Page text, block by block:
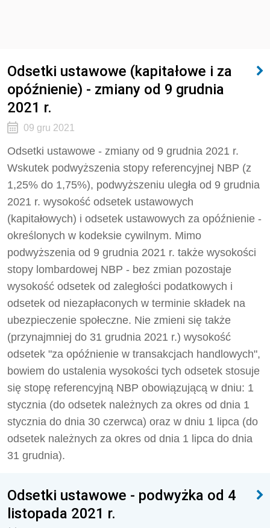
Odsetki ustawowe (kapitałowe i za
opóźnienie) - zmiany od 9 grudnia
2021 r.
09 gru 2021
Odsetki ustawowe - zmiany od 9 grudnia 2021 r.
Wskutek podwyższenia stopy referencyjnej NBP (z
1,25% do 1,75%), podwyższeniu uległa od 9 grudnia
2021 r. wysokość odsetek ustawowych
(kapitałowych) i odsetek ustawowych za opóźnienie -
określonych w kodeksie cywilnym. Mimo
podwyższenia od 9 grudnia 2021 r. także wysokości
stopy lombardowej NBP - bez zmian pozostaje
wysokość odsetek od zaległości podatkowych i
odsetek od niezapłaconych w terminie składek na
ubezpieczenie społeczne. Nie zmieni się także
(przynajmniej do 31 grudnia 2021 r.) wysokość
odsetek "za opóźnienie w transakcjach handlowych",
bowiem do ustalenia wysokości tych odsetek stosuje
się stopę referencyjną NBP obowiązującą w dniu: 1
stycznia (do odsetek należnych za okres od dnia 1
stycznia do dnia 30 czerwca) oraz w dniu 1 lipca (do
odsetek należnych za okres od dnia 1 lipca do dnia
31 grudnia).
Odsetki ustawowe - podwyżka od 4
listopada 2021 r.